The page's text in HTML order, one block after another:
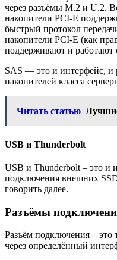
через разъёмы M.2 и U.2.
накопители PCI-E
быстрый протокол
накопители PCI-E (как
поддерживают и
SAS — это и интерфейс, и
накопителей класса
Читать статью
USB и Thunderbolt
USB и Thunderbolt – это и
подключения внешних
говорить далее.
Разъёмы
Разъём подключения – это
через определённый